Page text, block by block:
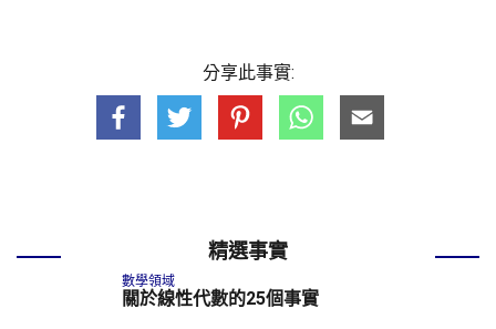
分享此事實:
精選事實
數學領域
關於線性代數的25個事實